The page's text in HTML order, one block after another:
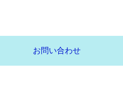
お問い合わせ